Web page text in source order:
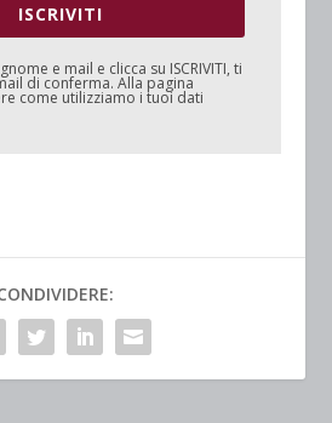
ISCRIVITI
e mail e clicca su ISCRIVITI, ti
di conferma. Alla pagina
come utilizziamo i tuoi dati